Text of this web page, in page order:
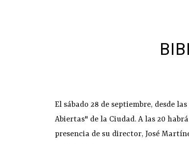
El sábado 28 de septiembre, desde
Abiertas" de la Ciudad. A las 20
presencia de su director, José